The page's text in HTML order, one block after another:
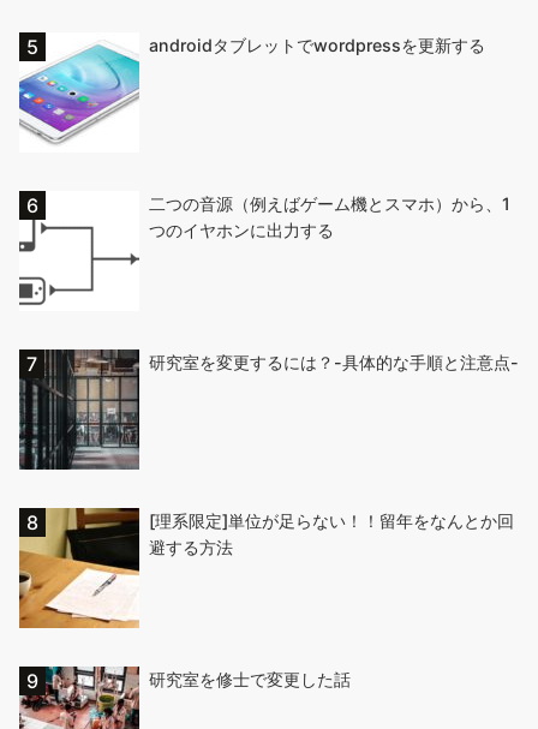
androidタブレットでwordpressを更新する
二つの音源（例えばゲーム機とスマホ）から、1
つのイヤホンに出力する
研究室を変更するには？-具体的な手順と注意点-
[理系限定]単位が足らない！！留年をなんとか回
避する方法
研究室を修士で変更した話